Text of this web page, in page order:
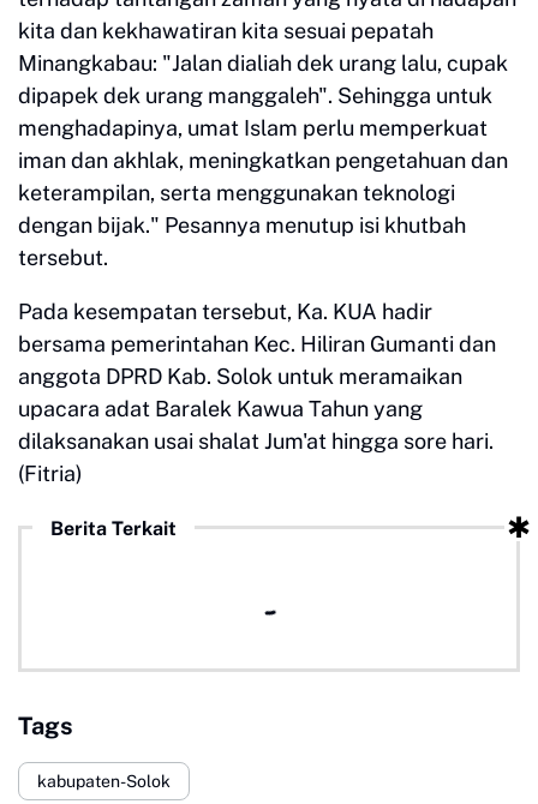
kita dan kekhawatiran kita sesuai pepatah
Minangkabau: "Jalan dialiah dek urang lalu, cupak
dipapek dek urang manggaleh". Sehingga untuk
menghadapinya, umat Islam perlu memperkuat
iman dan akhlak, meningkatkan pengetahuan dan
keterampilan, serta menggunakan teknologi
dengan bijak." Pesannya menutup isi khutbah
tersebut.
Pada kesempatan tersebut, Ka. KUA hadir
bersama pemerintahan Kec. Hiliran Gumanti dan
anggota DPRD Kab. Solok untuk meramaikan
upacara adat Baralek Kawua Tahun yang
dilaksanakan usai shalat Jum'at hingga sore hari.
(Fitria)
Berita Terkait
Tags
kabupaten-Solok